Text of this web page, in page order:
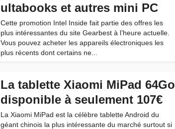
ultabooks et autres mini PC
Cette promotion Intel Inside fait partie des offres les
plus intéressantes du site Gearbest à l’heure actuelle.
Vous pouvez acheter les appareils électroniques les
plus récents dont certains ne...
La tablette Xiaomi MiPad 64Go
disponible à seulement 107€
La Xiaomi MiPad est la célèbre tablette Android du
géant chinois la plus intéressante du marché surtout si